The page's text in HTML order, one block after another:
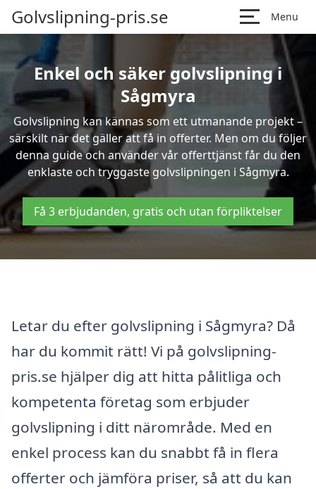
Golvslipning-pris.se Menu
Enkel och säker golvslipning i
Sågmyra
Golvslipning kan kännas som ett utmanande projekt –
särskilt när det gäller att få in offerter. Men om du följer
denna guide och använder vår offerttjänst får du den
enklaste och tryggaste golvslipningen i Sågmyra.
Få 3 erbjudanden, gratis och utan förpliktelser
Letar du efter golvslipning i Sågmyra? Då
har du kommit rätt! Vi på golvslipning-
pris.se hjälper dig att hitta pålitliga och
kompetenta företag som erbjuder
golvslipning i ditt närområde. Med en
enkel process kan du snabbt få in flera
offerter och jämföra priser, så att du kan